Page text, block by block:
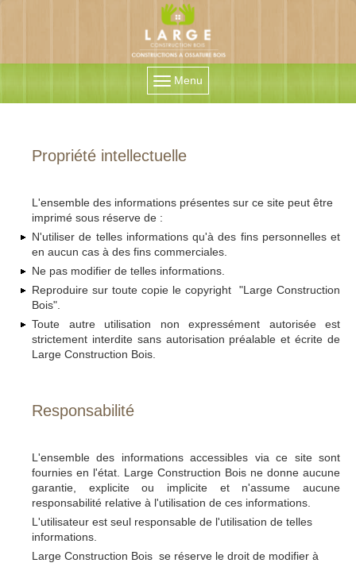
Menu
Propriété intellectuelle
L'ensemble des informations présentes sur ce site peut être
imprimé sous réserve de :
N'utiliser de telles informations qu'à des fins personnelles et
en aucun cas à des fins commerciales.
Ne pas modifier de telles informations.
Reproduire sur toute copie le copyright "Large Construction
Bois".
Toute autre utilisation non expressément autorisée est
strictement interdite sans autorisation préalable et écrite de
Large Construction Bois.
Responsabilité
L'ensemble des informations accessibles via ce site sont
fournies en l'état. Large Construction Bois ne donne aucune
garantie, explicite ou implicite et n'assume aucune
responsabilité relative à l'utilisation de ces informations.
L'utilisateur est seul responsable de l'utilisation de telles
informations.
Large Construction Bois se réserve le droit de modifier à